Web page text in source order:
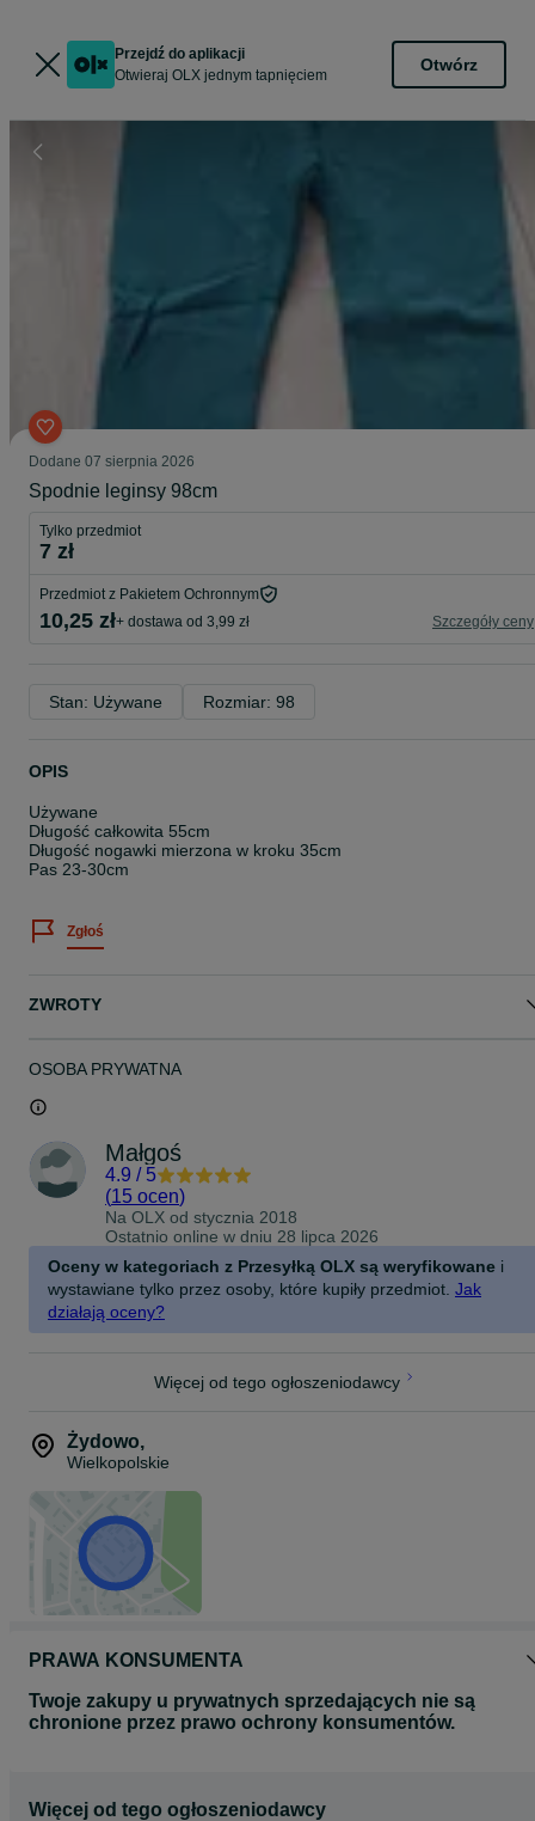
Przejdź do aplikacji
Otwieraj OLX jednym tapnięciem
Otwórz
Dodane 07 sierpnia 2026
Spodnie leginsy 98cm
Tylko przedmiot
7 zł
Przedmiot z Pakietem Ochronnym
10,25 zł+ dostawa od 3,99 zł Szczegóły ceny
Stan: Używane Rozmiar: 98
OPIS
Używane
Długość całkowita 55cm
Długość nogawki mierzona w kroku 35cm
Pas 23-30cm
Zgłoś
ZWROTY
OSOBA PRYWATNA
Małgoś
4.9 / 5
(15 ocen)
Na OLX od stycznia 2018
Ostatnio online w dniu 28 lipca 2026
Oceny w kategoriach z Przesyłką OLX są weryfikowane i
wystawiane tylko przez osoby, które kupiły przedmiot. Jak
działają oceny?
Więcej od tego ogłoszeniodawcy
Żydowo,
Wielkopolskie
PRAWA KONSUMENTA
Twoje zakupy u prywatnych sprzedających nie są
chronione przez prawo ochrony konsumentów.
Więcej od tego ogłoszeniodawcy